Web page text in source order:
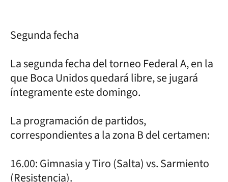
Segunda fecha
La segunda fecha del torneo Federal A, en la
que Boca Unidos quedará libre, se jugará
íntegramente este domingo.
La programación de partidos,
correspondientes a la zona B del certamen:
16.00: Gimnasia y Tiro (Salta) vs. Sarmiento
(Resistencia).